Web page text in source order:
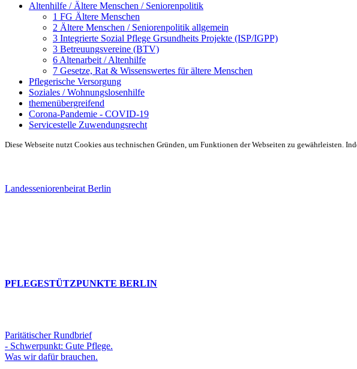
Altenhilfe / Ältere Menschen / Seniorenpolitik
1 FG Ältere Menschen
2 Ältere Menschen / Seniorenpolitik allgemein
3 Integrierte Sozial Pflege Grsundheits Projekte (ISP/IGPP)
3 Betreuungsvereine (BTV)
6 Altenarbeit / Altenhilfe
7 Gesetze, Rat & Wissenswertes für ältere Menschen
Pflegerische Versorgung
Soziales / Wohnungslosenhilfe
themenübergreifend
Corona-Pandemie - COVID-19
Servicestelle Zuwendungsrecht
Diese Webseite nutzt Cookies aus technischen Gründen, um Funktionen der Webseiten zu gewährleisten.
Landesseniorenbeirat Berlin
PFLEGESTÜTZPUNKTE BERLIN
Paritätischer Rundbrief
- Schwerpunkt: Gute Pflege.
Was wir dafür brauchen.